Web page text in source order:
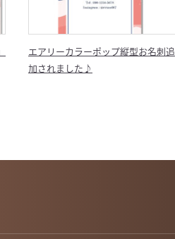
エアリーカラーポップ縦型お名刺追
加されました♪